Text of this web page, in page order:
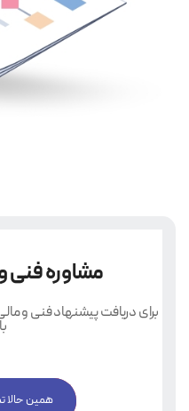
مشاوره فنی
برای دریافت پیشنهاد فنی و
همین حالا